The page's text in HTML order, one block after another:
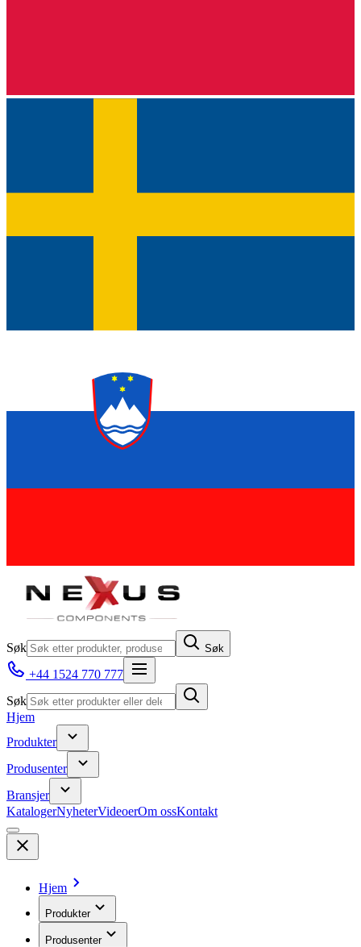
Søk Søk
+44 1524 770 777
Søk
Hjem
Produkter
Produsenter
Bransjer
KatalogerNyheterVideoerOm ossKontakt
Hjem
Produkter
Produsenter